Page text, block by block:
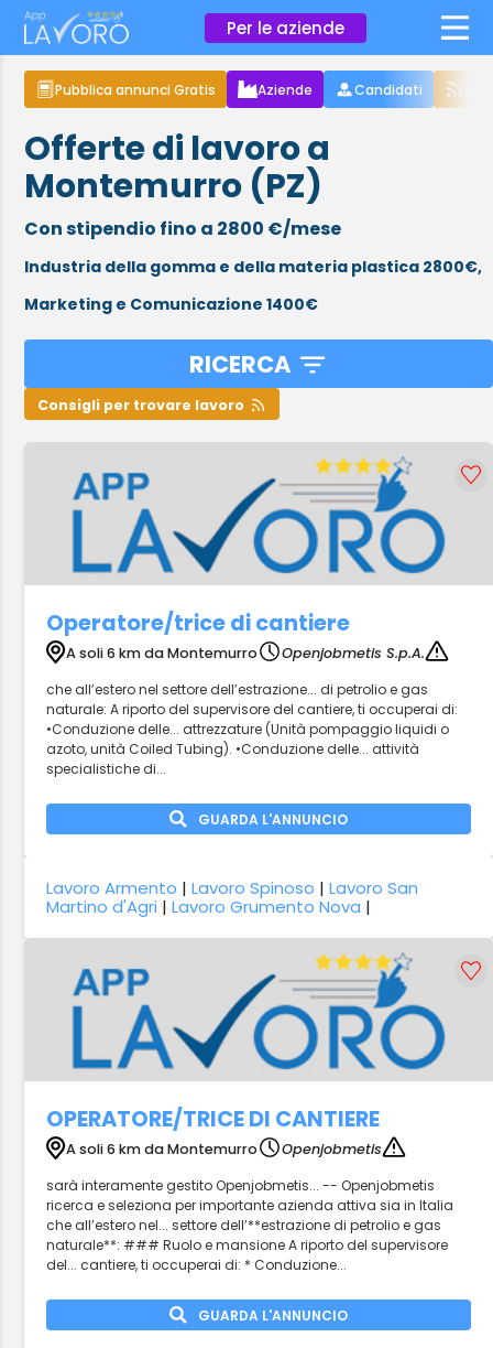
Per le aziende ×
Pubblica annunci Gratis Aziende Candidati
Offerte di lavoro a
Montemurro (PZ)
Con stipendio fino a 2800 €/mese
Industria della gomma e della materia plastica 2800€,
Marketing e Comunicazione 1400€
RICERCA
Consigli per trovare lavoro
Operatore/trice di cantiere
A soli 6 km da Montemurro
Openjobmetis S.p.A.
che all’estero nel settore dell’estrazione... di petrolio e gas
naturale: A riporto del supervisore del cantiere, ti occuperai di:
•Conduzione delle... attrezzature (Unità pompaggio liquidi o
azoto, unità Coiled Tubing). •Conduzione delle... attività
specialistiche di...
GUARDA L'ANNUNCIO
Lavoro Armento |Lavoro Spinoso |Lavoro San
Martino d'Agri |Lavoro Grumento Nova |
OPERATORE/TRICE DI CANTIERE
A soli 6 km da Montemurro
Openjobmetis
sarà interamente gestito Openjobmetis... -- Openjobmetis
ricerca e seleziona per importante azienda attiva sia in Italia
che all’estero nel... settore dell’**estrazione di petrolio e gas
naturale**: ### Ruolo e mansione A riporto del supervisore
del... cantiere, ti occuperai di: * Conduzione...
GUARDA L'ANNUNCIO